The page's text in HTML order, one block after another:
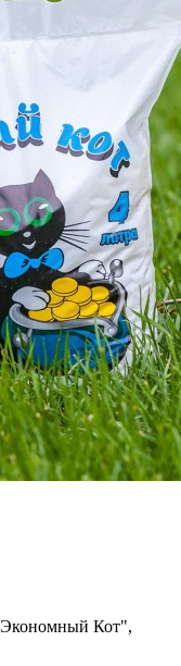
Кот",